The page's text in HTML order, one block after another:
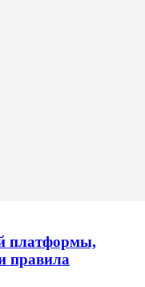
платформы,
правила